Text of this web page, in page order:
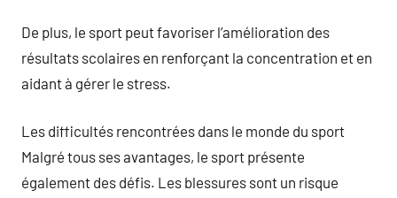
De plus, le sport peut favoriser l’amélioration des
résultats scolaires en renforçant la concentration et en
aidant à gérer le stress.
Les difficultés rencontrées dans le monde du sport
Malgré tous ses avantages, le sport présente
également des défis. Les blessures sont un risque